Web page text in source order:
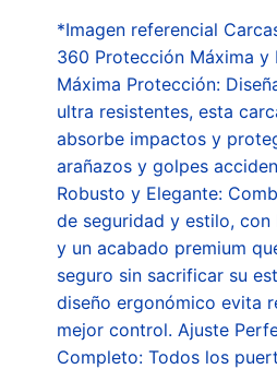
*Imagen referencial
360 Protección Máxima y
Máxima Protección:
ultra resistentes, esta
absorbe impactos y
arañazos y golpes
Robusto y Elegante:
de seguridad y estilo,
y un acabado premium
seguro sin sacrificar su
diseño ergonómico evita
mejor control. Ajuste
Completo: Todos los